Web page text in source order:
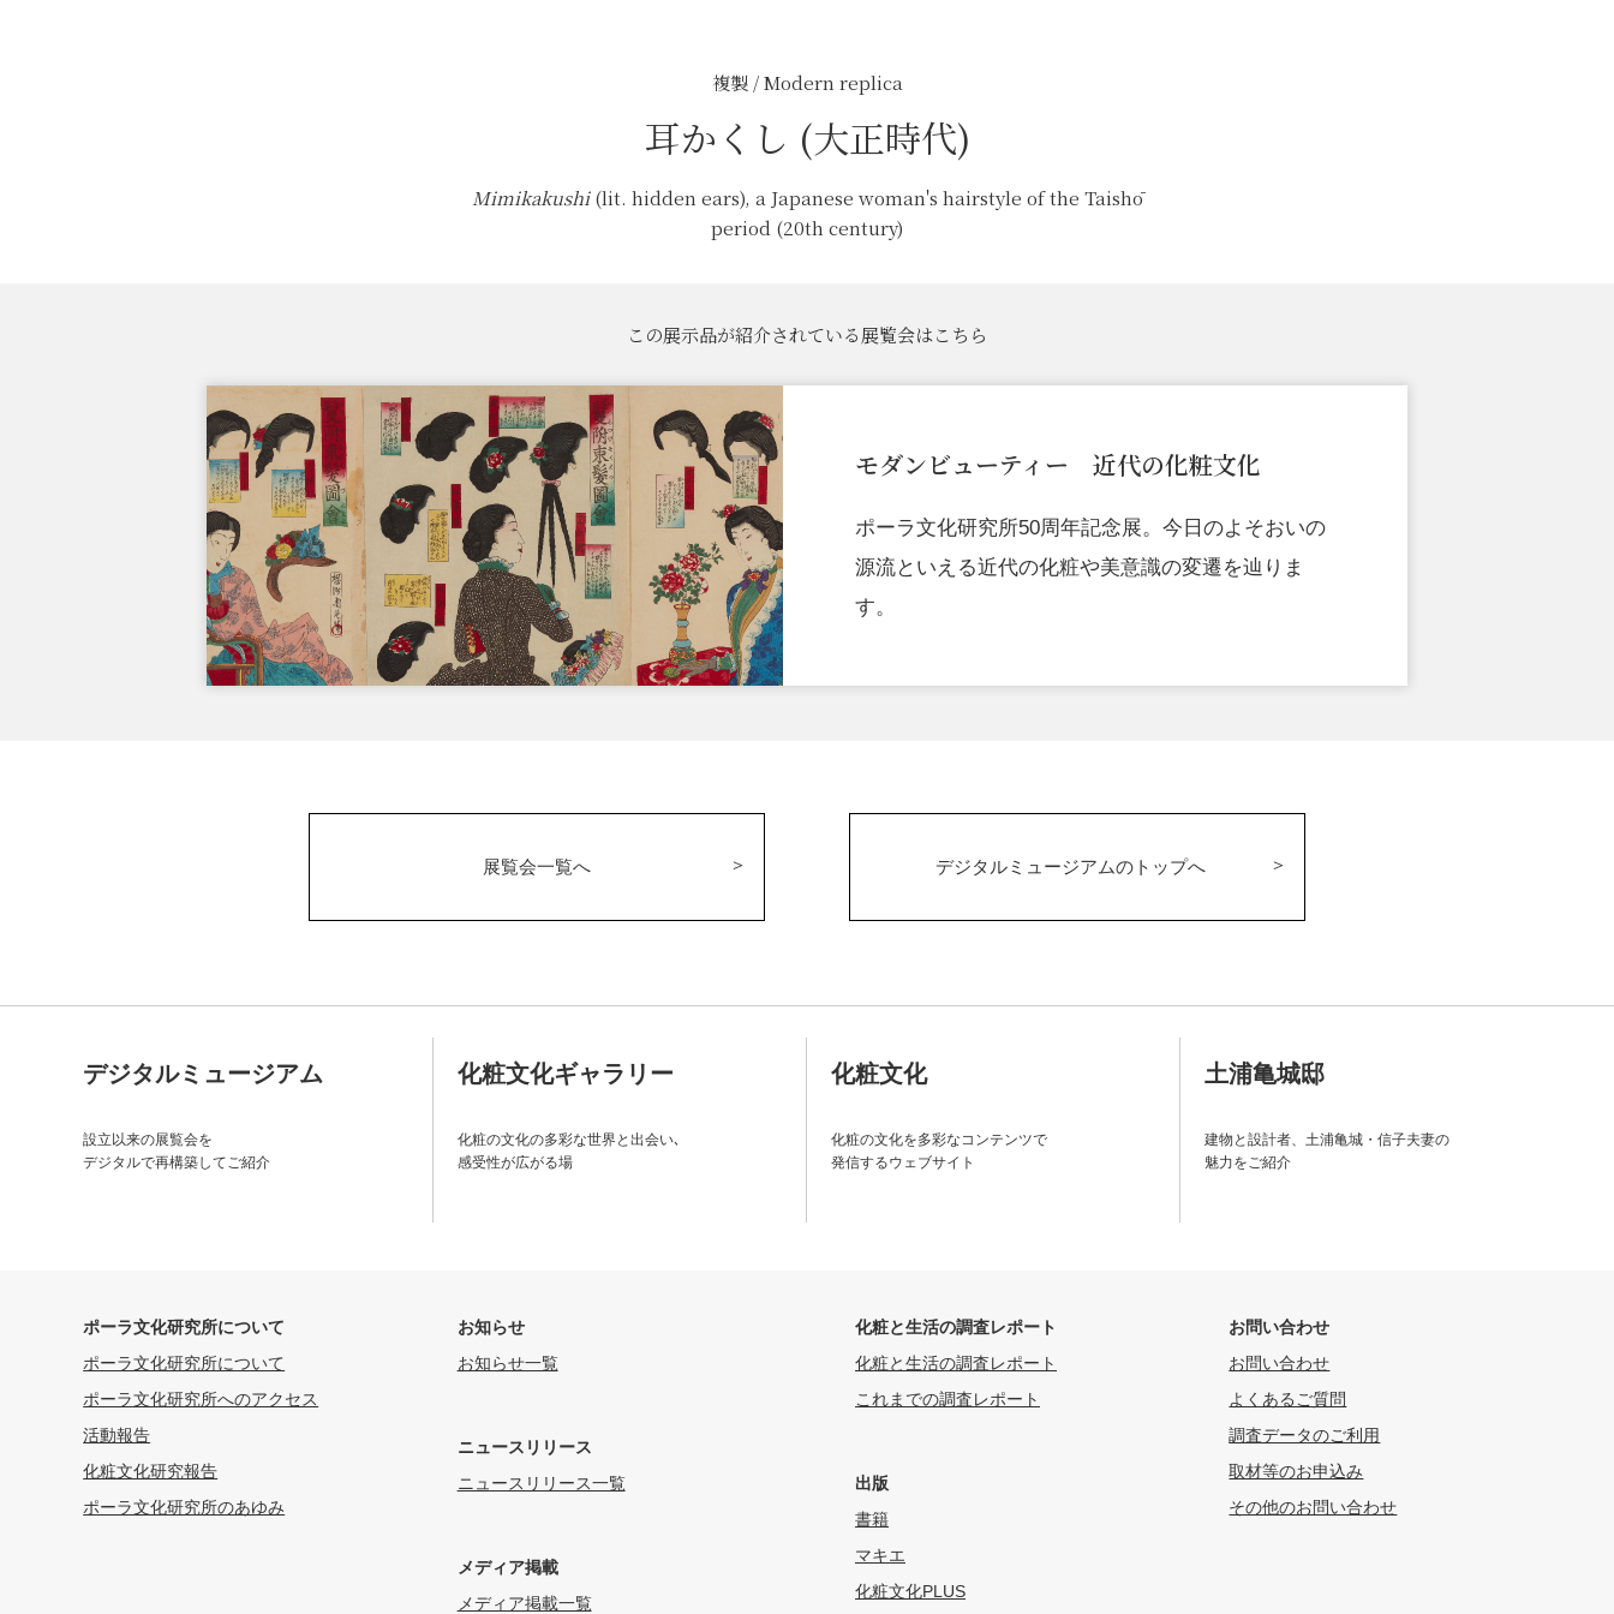
複製 / Modern replica
耳かくし (大正時代)
Mimikakushi(lit. hidden ears), a Japanese woman's hairstyle of the Taishō
period (20th century)
この展示品が紹介されている展覧会はこちら
モダンビューティー 近代の化粧文化
ポーラ文化研究所50周年記念展。今日のよそおいの
源流といえる近代の化粧や美意識の変遷を辿りま
す。
展覧会一覧へ デジタルミュージアムのトップへ
デジタルミュージアム
設立以来の展覧会を
デジタルで再構築してご紹介
化粧文化ギャラリー
化粧の文化の多彩な世界と出会い､
感受性が広がる場
化粧文化
化粧の文化を多彩なコンテンツで
発信するウェブサイト
土浦亀城邸
建物と設計者、土浦亀城・信子夫妻の
魅力をご紹介
ポーラ文化研究所について
ポーラ文化研究所について
ポーラ文化研究所へのアクセス
活動報告
化粧文化研究報告
ポーラ文化研究所のあゆみ
お知らせ
お知らせ一覧
ニュースリリース
ニュースリリース一覧
メディア掲載
メディア掲載一覧
化粧と生活の調査レポート
化粧と生活の調査レポート
これまでの調査レポート
出版
書籍
マキエ
化粧文化PLUS
お問い合わせ
お問い合わせ
よくあるご質問
調査データのご利用
取材等のお申込み
その他のお問い合わせ